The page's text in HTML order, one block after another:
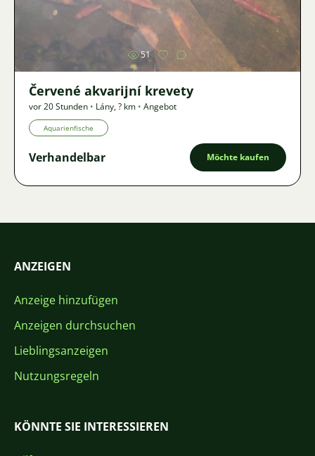
Bild
51
Červené akvarijní krevety
vor 20 Stunden • Lány,? km • Angebot
Aquarienfische
Verhandelbar Möchte kaufen
ANZEIGEN
Anzeige hinzufügen
Anzeigen durchsuchen
Lieblingsanzeigen
Nutzungsregeln
KÖNNTE SIE INTERESSIEREN